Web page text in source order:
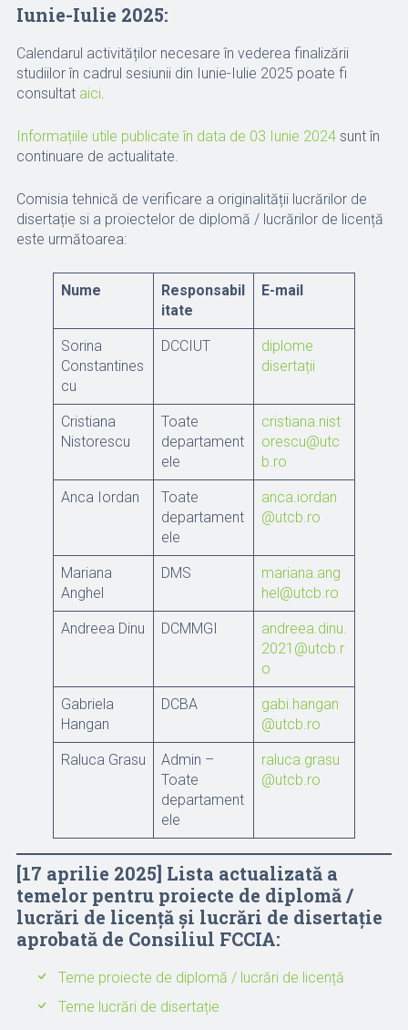
Iunie-Iulie 2025:
Calendarul activităților necesare în vederea finalizării
studiilor în cadrul sesiunii din Iunie-Iulie 2025 poate fi
consultat aici.
Informațiile utile publicate în data de 03 Iunie 2024sunt în
continuare de actualitate.
Comisia tehnică de verificare a originalității lucrărilor de
disertație si a proiectelor de diplomă / lucrărilor de licență
este următoarea:
Nume
Responsabil
itate
E-mail
Sorina
Constantines
cu
DCCIUT
diplome
disertații
Cristiana
Nistorescu
Toate
departament
ele
cristiana.nist
orescu@utc
b.ro
Anca Iordan
Toate
departament
ele
anca.iordan
@utcb.ro
Mariana
Anghel
DMS
mariana.ang
hel@utcb.ro
Andreea Dinu DCMMGI
andreea.dinu.
2021@utcb.r
o
Gabriela
Hangan
DCBA
gabi.hangan
@utcb.ro
Raluca Grasu
Admin –
Toate
departament
ele
raluca.grasu
@utcb.ro
[17 aprilie 2025] Lista actualizată a
temelor pentru proiecte de diplomă /
lucrări de licență și lucrări de disertație
aprobată de Consiliul FCCIA:
Teme proiecte de diplomă / lucrări de licență
Teme lucrări de disertație